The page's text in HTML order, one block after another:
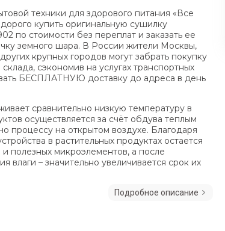
техники для здорового питания «Все
купить оригинальную сушилку
по стоимости без переплат и заказать ее
земного шара. В России жители Москвы,
крупных городов могут забрать покупку
сэкономив на услугах транспортных
БЕСПЛАТНУЮ доставку до адреса в день
сравнительно низкую температуру в
осуществляется за счёт обдува теплым
процессу на открытом воздухе. Благодаря
в растительных продуктах остается
полезных микроэлементов, а после
влаги – значительно увеличивается срок их
Подробное описание